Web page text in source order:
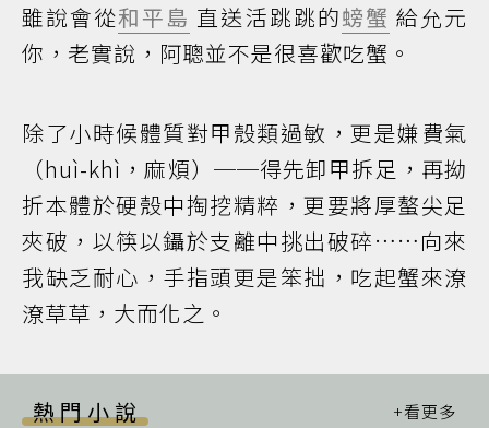
雖說會從和平島 直送活跳跳的螃蟹 給允元
你，老實說，阿聰並不是很喜歡吃蟹。
除了小時候體質對甲殼類過敏，更是嫌費氣
（huì-khì，麻煩）──得先卸甲拆足，再拗
折本體於硬殼中掏挖精粹，更要將厚螯尖足
夾破，以筷以鑷於支離中挑出破碎……向來
我缺乏耐心，手指頭更是笨拙，吃起蟹來潦
潦草草，大而化之。
熱門小說